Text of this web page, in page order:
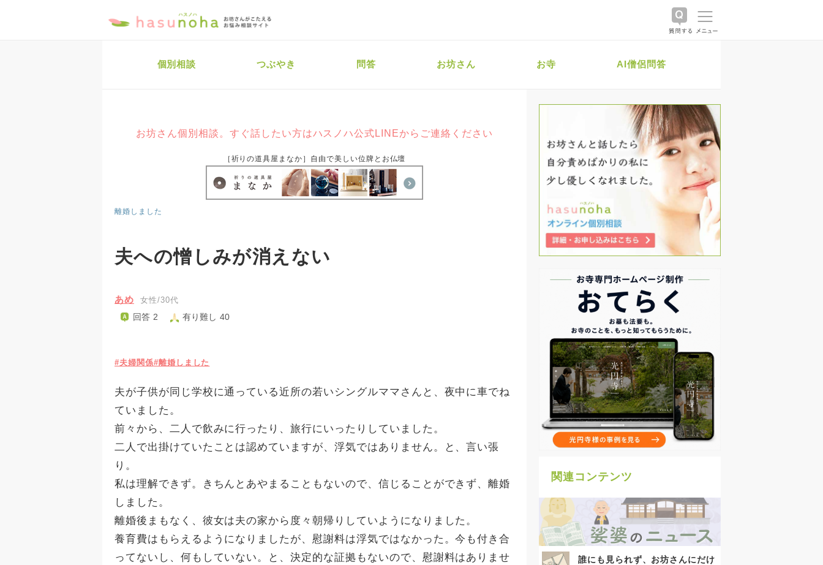
個別相談 つぶやき 問答 お坊さん お寺 AI僧侶問答
お坊さん個別相談。すぐ話したい方はハスノハ公式LINEからご連絡ください
［祈りの道具屋まなか］自由で美しい位牌とお仏壇
離婚しました
夫への憎しみが消えない
あめ 女性/30代
回答 2 有り難し 40
#夫婦関係#離婚しました
夫が子供が同じ学校に通っている近所の若いシングルママさんと、夜中に車でね
ていました。
前々から、二人で飲みに行ったり、旅行にいったりしていました。
二人で出掛けていたことは認めていますが、浮気ではありません。と、言い張
り。
私は理解できず。きちんとあやまることもないので、信じることができず、離婚
しました。
離婚後まもなく、彼女は夫の家から度々朝帰りしていようになりました。
養育費はもらえるようになりましたが、慰謝料は浮気ではなかった。今も付き合
ってないし、何もしていない。と、決定的な証拠もないので、慰謝料はありませ
関連コンテンツ
誰にも見られず、お坊さんにだけ